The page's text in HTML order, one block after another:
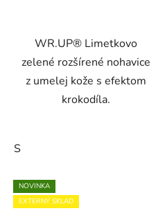
WR.UP® Limetkovo
zelené rozšírené nohavice
z umelej kože s efektom
krokodíla.
S
NOVINKA
EXTERNÝ SKLAD